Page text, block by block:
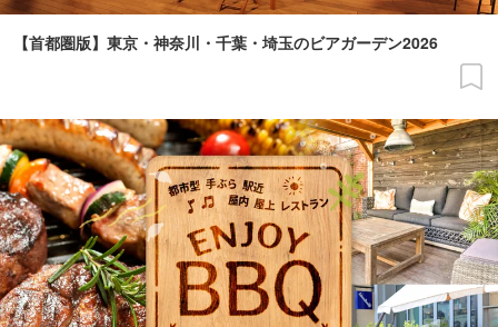
【首都圏版】東京・神奈川・千葉・埼玉のビアガーデン2026